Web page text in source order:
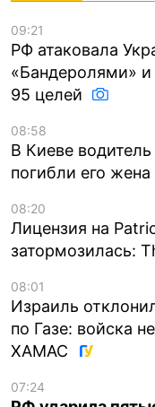
09:21
РФ атаковала
«Бандеролями»
95 целей
08:58
В Киеве
погибли его
08:20
Лицензия на
затормозилась:
08:01
Израиль
по Газе: войска
ХАМАС
07:24